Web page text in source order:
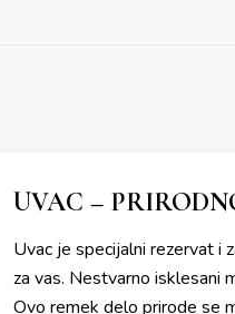
UVAC –
Uvac je specijalni rezervat i
za vas. Nestvarno isklesani
Ovo remek delo prirode se